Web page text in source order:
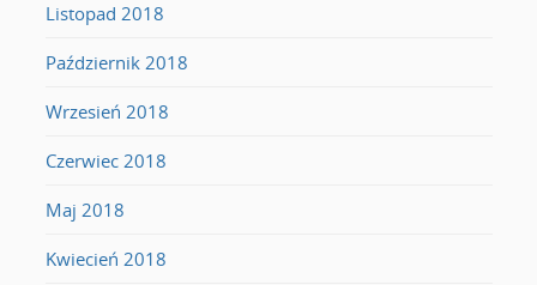
Listopad 2018
Październik 2018
Wrzesień 2018
Czerwiec 2018
Maj 2018
Kwiecień 2018